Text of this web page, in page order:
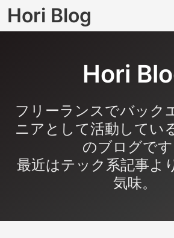
Hori Blog
Hori
フリーランスでバック
ニアとして活動してい
のブログです
最近はテック系記事よ
気味。